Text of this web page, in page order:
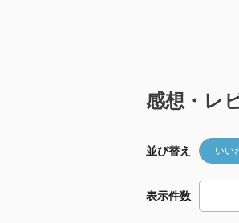
感想・レ
並び替え いい
表示件数